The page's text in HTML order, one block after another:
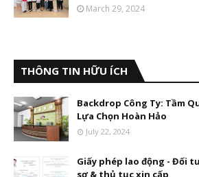
March 29, 2024
THÔNG TIN HỮU ÍCH
Backdrop Công Ty: Tầm
Lựa Chọn Hoàn Hảo
July 22, 2024
Giấy phép lao động - Đối